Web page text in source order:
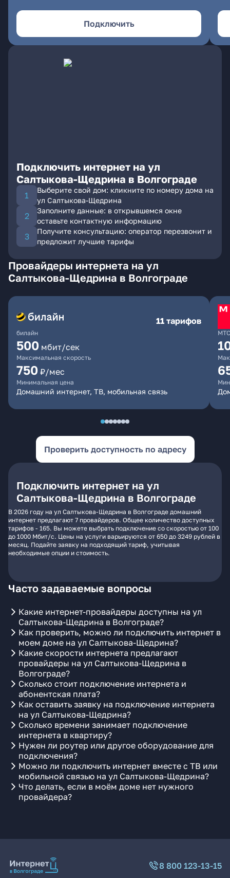
Подключить
Подключить интернет на ул
Салтыкова-Щедрина в Волгограде
Выберите свой дом: кликните по номеру дома на
ул Салтыкова-Щедрина
Заполните данные: в открывшемся окне
оставьте контактную информацию
Получите консультацию: оператор перезвонит и
предложит лучшие тарифы
Провайдеры интернета на ул
Салтыкова-Щедрина в Волгограде
билайн
11 тарифов
500 мбит/сек
Максимальная скорость
750 ₽/мес
Минимальная цена
Домашний интернет, ТВ, мобильная связь
МТС
Проверить доступность по адресу
Подключить интернет на ул
Салтыкова-Щедрина в Волгограде
В 2026 году на ул Салтыкова-Щедрина в Волгограде домашний
интернет предлагают 7 провайдеров. Общее количество доступных
тарифов - 165. Вы можете выбрать подключение со скоростью от 100
до 1000 Мбит/с. Цены на услуги варьируются от 650 до 3249 рублей в
месяц. Подайте заявку на подходящий тариф, учитывая
необходимые опции и стоимость.
Часто задаваемые вопросы
Какие интернет-провайдеры доступны на ул
Салтыкова-Щедрина в Волгограде?
Как проверить, можно ли подключить интернет в
моем доме на ул Салтыкова-Щедрина?
Какие скорости интернета предлагают
провайдеры на ул Салтыкова-Щедрина в
Волгограде?
Сколько стоит подключение интернета и
абонентская плата?
Как оставить заявку на подключение интернета
на ул Салтыкова-Щедрина?
Сколько времени занимает подключение
интернета в квартиру?
Нужен ли роутер или другое оборудование для
подключения?
Можно ли подключить интернет вместе с ТВ или
мобильной связью на ул Салтыкова-Щедрина?
Что делать, если в моём доме нет нужного
провайдера?
8 800 123-13-15